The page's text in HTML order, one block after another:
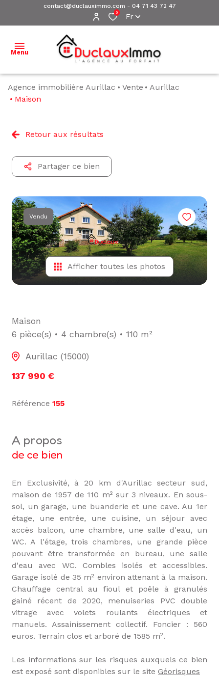
contact@duclauximmo.com - 04 71 43 72 47
0 Fr
Menu
ACCUEIL
BIENS À
VENDRE
NOS
BIENS
ESTIMATION
L'ÉQUIPE
ALERTE
E-MAIL
Agence immobilière Aurillac Vente
Aurillac
Maison
Retour aux résultats
Partager ce bien
Vendu
Afficher toutes les photos
Maison
6 pièce(s)
4 chambre(s) 110 m²
Aurillac (15000)
137 990 €
Référence 155
a propos
de ce bien
En Exclusivité, à 20 km d'Aurillac secteur sud,
maison de 1957 de 110 m² sur 3 niveaux. En sous-
sol, un garage, une buanderie et une cave. Au 1er
étage, une entrée, une cuisine, un séjour avec
accès balcon, une chambre, une salle d'eau, un
WC. A l'étage, trois chambres, une grande pièce
pouvant être transformée en bureau, une salle
d'eau avec WC. Combles isolés et accessibles.
Garage isolé de 35 m² environ attenant à la maison.
Chauffage central au fioul et poêle à granulés
gainé récent de 2020, menuiseries PVC double
vitrage avec volets roulants électriques et
manuels. Assainissement collectif. Foncier : 560
euros. Terrain clos et arboré de 1585 m².
Les informations sur les risques auxquels ce bien
est exposé sont disponibles sur le site Géorisques